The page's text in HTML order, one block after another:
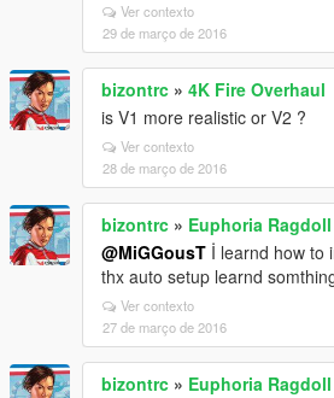
Ver contexto
29 de março de 2016
bizontrc » 4K Fire Overhaul
is V1 more realistic or V2 ?
Ver contexto
28 de março de 2016
bizontrc » Euphoria
@MiGGousT İ learnd how to
thx auto setup learnd
Ver contexto
27 de março de 2016
bizontrc » Euphoria